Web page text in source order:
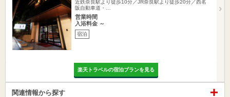
近鉄奈良駅より徒歩10分／JR奈良駅より徒歩20分／西名
阪自動車道・…
営業時間
入浴料金 ～
宿泊
楽天トラベルの宿泊プランを見る
関連情報から探す